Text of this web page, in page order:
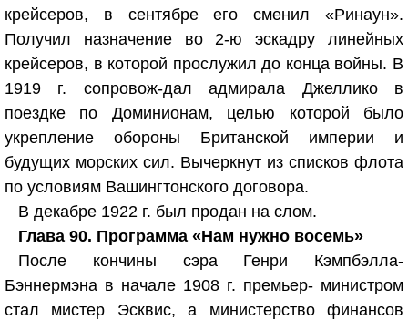
крейсеров, в сентябре его сменил «Ринаун».
Получил назначение во 2-ю эскадру линейных
крейсеров, в которой прослужил до конца войны. В
1919 г. сопровож-дал адмирала Джеллико в
поездке по Доминионам, целью которой было
укрепление обороны Британской империи и
будущих морских сил. Вычеркнут из списков флота
по условиям Вашингтонского договора.
В декабре 1922 г. был продан на слом.
Глава 90. Программа «Нам нужно восемь»
После кончины сэра Генри Кэмпбэлла-
Бэннермэна в начале 1908 г. премьер- министром
стал мистер Эсквис, а министерство финансов